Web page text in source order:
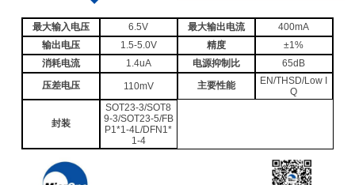
最大输入电压 6.5V 最大输出电流
400mA
输出电压
1.5-5.0V 精度
±1%
消耗电流
1.4uA 电源抑制比
65dB
压差电压
110mV 主要性能
EN/THSD/Low I
Q
封装
SOT23-3/SOT8
9-3/SOT23-5/FB
P1*1-4L/DFN1*
1-4